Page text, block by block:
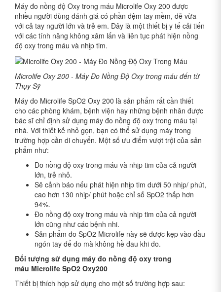
Máy đo nồng độ Oxy trong máu Microlife Oxy 200 được
nhiều người dùng đánh giá có phần đệm tay mềm, dễ vừa
với cả tay người lớn và trẻ em. Đây là một thiết bị y tế cải tiến
với các tính năng không xâm lấn và liên tục phát hiện nồng
độ oxy trong máu và nhịp tim.
Microlife Oxy 200 - Máy Đo Nồng Độ Oxy trong máu đến từ
Thụy Sỹ
Máy đo Microlife SpO2 Oxy 200 là sản phẩm rất cần thiết
cho các phòng khám, bệnh viện hay những bệnh nhân được
bác sĩ chỉ định sử dụng máy đo nồng độ oxy trong máu tại
nhà. Với thiết kế nhỏ gọn, bạn có thể sử dụng máy trong
trường hợp cần di chuyển. Một số ưu điểm vượt trội của sản
phẩm như:
Đo nồng độ oxy trong máu và nhịp tim của cả người
lớn, trẻ nhỏ.
Sẽ cảnh báo nếu phát hiện nhịp tim dưới 50 nhịp/ phút,
cao hơn 130 nhịp/ phút hoặc chỉ số SpO2 thấp hơn
94%.
Đo nồng độ oxy trong máu và nhịp tim của cả người
lớn cũng như các bệnh nhi.
Sản phẩm đo SpO2 Microlife này sẽ được kẹp vào đầu
ngón tay để đo mà không hề đau khi đo.
Đối tượng sử dụng máy đo nồng độ oxy trong
máu Microlife SpO2 Oxy200
Thiết bị thích hợp sử dụng cho một số trường hợp sau: